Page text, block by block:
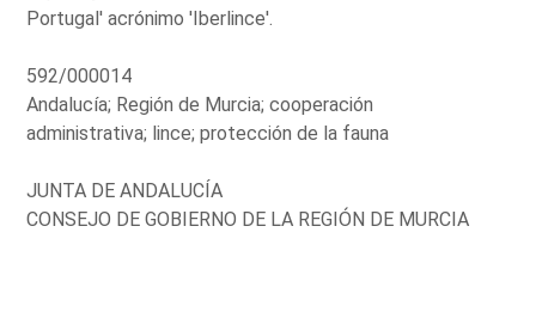
Portugal' acrónimo 'Iberlince'.
592/000014
Andalucía; Región de Murcia; cooperación
administrativa; lince; protección de la fauna
JUNTA DE ANDALUCÍA
CONSEJO DE GOBIERNO DE LA REGIÓN DE MURCIA